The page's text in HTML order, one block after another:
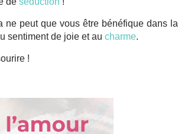
ne peut que vous être bénéfique dans la
sentiment de joie et au charme.
!